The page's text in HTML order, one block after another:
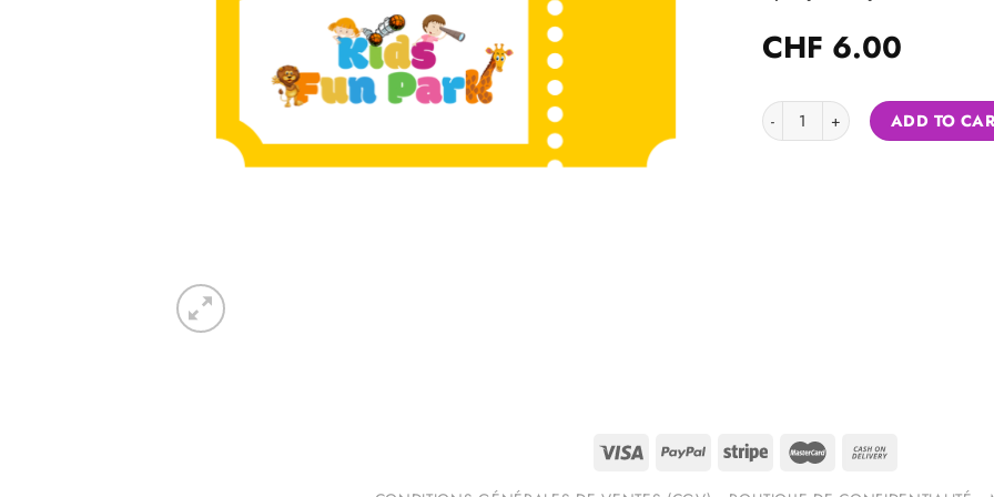
CHF 6.00
> Centre de Martigny 2 yaşından
ADD TO